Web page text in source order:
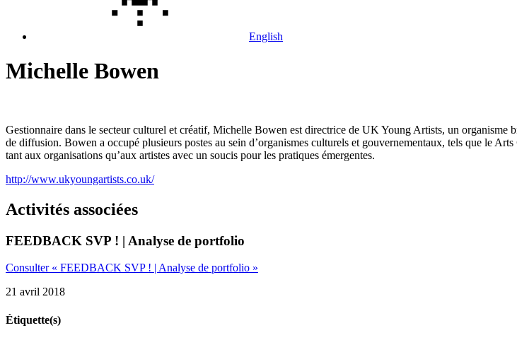
English
Michelle Bowen
Gestionnaire dans le secteur culturel et créatif, Michelle Bowen est directrice de UK Young Artists, un organisme
de diffusion. Bowen a occupé plusieurs postes au sein d’organismes culturels et gouvernementaux, tels que le
tant aux organisations qu’aux artistes avec un soucis pour les pratiques émergentes.
http://www.ukyoungartists.co.uk/
Activités associées
FEEDBACK SVP ! | Analyse de portfolio
Consulter « FEEDBACK SVP ! | Analyse de portfolio »
21 avril 2018
Étiquette(s)